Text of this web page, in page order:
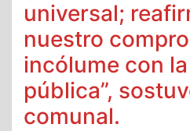
universal;
nuestro
incólume con
pública”,
comunal.